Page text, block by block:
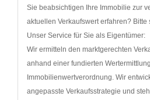
Sie beabsichtigen Ihre Immobilie zur
aktuellen Verkaufswert erfahren?
Unser Service für Sie als Eigentümer:
Wir ermitteln den marktgerechten
anhand einer fundierten
Immobilienwertverordnung. Wir
angepasste Verkaufsstrategie und